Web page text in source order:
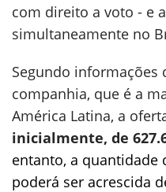
com direito a voto - e
simultaneamente no
Segundo informações
companhia, que é a
América Latina, a
inicialmente, de
entanto, a quantidade
poderá ser acrescida